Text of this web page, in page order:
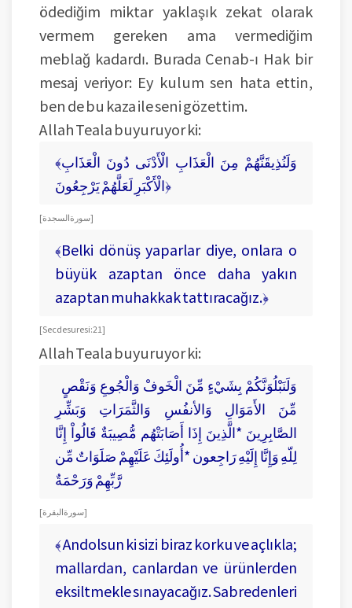
ödediğim miktar yaklaşık zekat olarak
vermem gereken ama vermediğim
meblağ kadardı. Burada Cenab-ı Hak bir
mesaj veriyor: Ey kulum sen hata ettin,
ben de bu kaza ile seni gözettim.
Allah Teala buyuruyor ki:
﴾وَلَنُذِيقَنَّهُمْ مِنَ الْعَذَابِ الْأَدْنَى دُونَ الْعَذَابِ
الْأَكْبَرِ لَعَلَّهُمْ يَرْجِعُونَ﴿
[ سورة السجدة ]
﴾Belki dönüş yaparlar diye, onlara o
büyük azaptan önce daha yakın
azaptan muhakkak tattıracağız.﴿
[ Secde suresi: 21 ]
Allah Teala buyuruyor ki:
مِّنَ الأَمَوَالِ وَالأنفُسِ وَالثَّمَرَاتِ وَبَشِّرِ
الصَّابِرِينَ *الَّذِينَ إِذَا أَصَابَتْهُم مُّصِيبَةٌ قَالُواْ إِنَّا
لِلّهِ وَإِنَّا إِلَيْهِ رَاجِعون *أُولَئِكَ عَلَيْهِمْ صَلَوَاتٌ مِّن
رَّبِّهِمْ وَرَحْمَةٌ
[ سورة البقرة ]
﴾ Andolsun ki sizi biraz korku ve açlıkla;
mallardan, canlardan ve ürünlerden
eksiltmekle sınayacağız. Sabredenleri